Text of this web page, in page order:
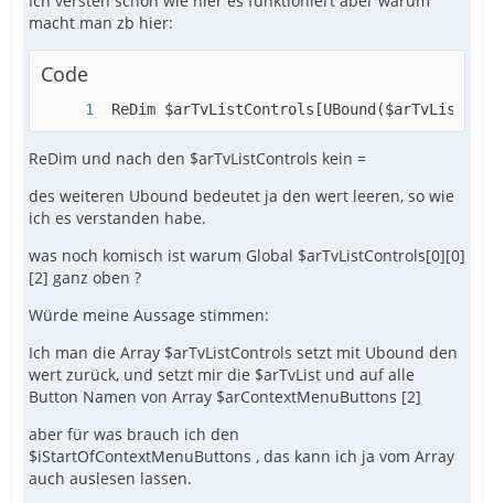
macht man zb hier:
Code
ReDim
ReDim und nach den $arTvListControls kein =
des weiteren Ubound bedeutet ja den wert leeren, so wie
ich es verstanden habe.
was noch komisch ist warum Global $arTvListControls[0][0]
[2] ganz oben ?
Würde meine Aussage stimmen:
Ich man die Array $arTvListControls setzt mit Ubound den
wert zurück, und setzt mir die $arTvList und auf alle
Button Namen von Array $arContextMenuButtons [2]
aber für was brauch ich den
$iStartOfContextMenuButtons , das kann ich ja vom Array
auch auslesen lassen.